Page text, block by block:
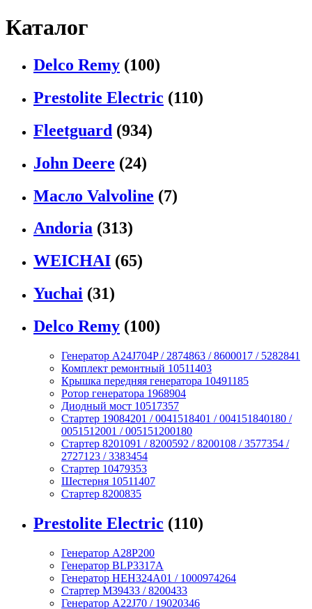
Каталог
Delco Remy (100)
Prestolite Electric (110)
Fleetguard (934)
John Deere (24)
Масло Valvoline (7)
Andoria (313)
WEICHAI (65)
Yuchai (31)
Delco Remy (100)
Генератор A24J704P / 2874863 / 8600017 / 5282841
Комплект ремонтный 10511403
Крышка передняя генератора 10491185
Ротор генератора 1968904
Диодный мост 10517357
Стартер 19084201 / 0041518401 / 004151840180 /
0051512001 / 005151200180
Стартер 8201091 / 8200592 / 8200108 / 3577354 /
2727123 / 3383454
Стартер 10479353
Шестерня 10511407
Стартер 8200835
Prestolite Electric (110)
Генератор A28P200
Генератор BLP3317A
Генератор HEH324A01 / 1000974264
Стартер M39433 / 8200433
Генератор A22J70 / 19020346